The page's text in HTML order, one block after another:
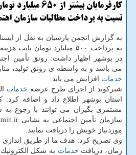
كارفرمایان بیشتر
نسبت به پرداخت مطالبات سازمان
به گزارش انجمن پارسیان به نقل از
به پرداخت ۵۰۰ میلیارد تومان
در بوشهر اظهار داشت: رونق تأمین
می باشد و به واسطه ی رونق تولید،
خدمات افزایش می یابد.
شیركوند از اجرای طرح عرضه خدمات
استان بوشهر اطلاع داد و اضافه كرد:
مستمری بگیران می توانند با رجوع به
سازمان تأمین اجتماعی به نشانی https: //eservices.tamin.ir
موردنیاز خویش را دریافت نمایند.
وی تصریح كرد: هدف ما از طریق اندازی
زمان، دریافت خدمات به شكل